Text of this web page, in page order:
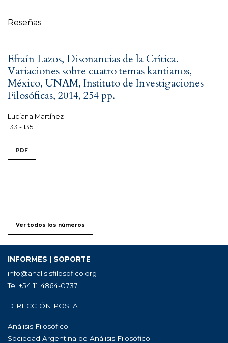
Reseñas
Efraín Lazos, Disonancias de la Crítica.
Variaciones sobre cuatro temas kantianos,
México, UNAM, Instituto de Investigaciones
Filosóficas, 2014, 254 pp.
Luciana Martínez
133 - 135
PDF
Ver todos los números
INFORMES | SOPORTE
info@analisisfilosofico.org
Te: +54 11 4864-0737
DIRECCIÓN POSTAL
Análisis Filosófico
Sociedad Argentina de Análisis Filosófico